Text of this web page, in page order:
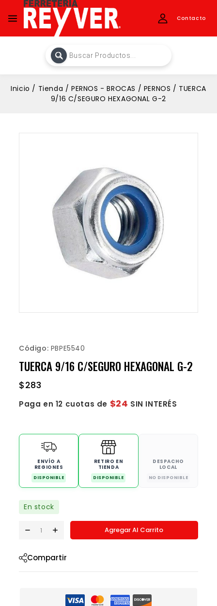
Contacto
Inicio / Tienda / PERNOS - BROCAS / PERNOS / TUERCA
9/16 C/SEGURO HEXAGONAL G-2
Código: PBPE5540
TUERCA 9/16 C/SEGURO HEXAGONAL G-2
$283
Paga en 12 cuotas de $24 SIN INTERÉS
ENVÍO A
REGIONES
DISPONIBLE
RETIRO EN
TIENDA
DISPONIBLE
DESPACHO
LOCAL
NO DISPONIBLE
En stock
Agregar Al Carrito
Compartir